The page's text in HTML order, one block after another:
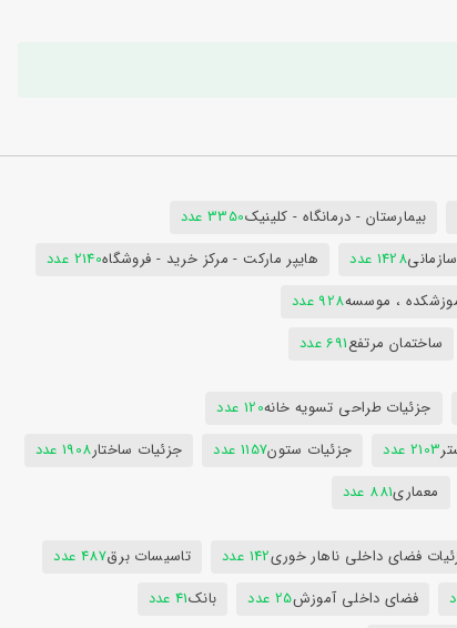
بیمارستان - درمانگاه - کلینیک3350 عدد
1428 عدد هایپر مارکت - مرکز خرید - فروشگاه2140 عدد
، موسسه928 عدد
ساختمان مرتفع691 عدد
جزئیات طراحی تسویه خانه120 عدد
2103 عدد جزئیات ستون1157 عدد جزئیات ساختار1908 عدد
معماری881 عدد
فضای داخلی ناهار خوری142 عدد تاسیسات برق487 عدد
فضای داخلی آموزش25 عدد بانک41 عدد